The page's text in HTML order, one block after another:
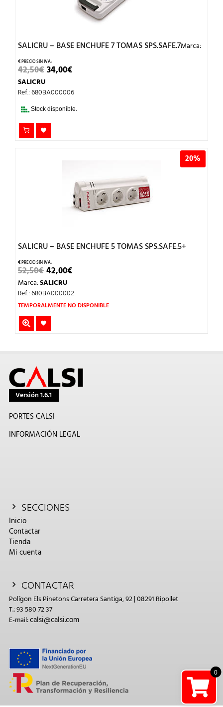
SALICRU – BASE ENCHUFE 7 TOMAS SPS.SAFE.7
42,50€EL
PRECIO
ERA:
34,00€
ES:
Marca:
SALICRU
Ref.: 680BA000006
Stock disponible.
20%
SALICRU – BASE ENCHUFE 5 TOMAS SPS.SAFE.5+
52,50€EL
PRECIO
ORIGINAL
ERA:
52,50€.
42,00€
ES:
42,00€.
Marca:SALICRU
Ref.: 680BA000002
TEMPORALMENTE NO DISPONIBLE
Versión 1.6.1
PORTES CALSI
INFORMACIÓN LEGAL
SECCIONES
Inicio
Contactar
Tienda
Mi cuenta
CONTACTAR
Polígon Els Pinetons Carretera Santiga, 92 | 08291 Ripollet
T.: 93 580 72 37
E-mail:calsi@calsi.com
0